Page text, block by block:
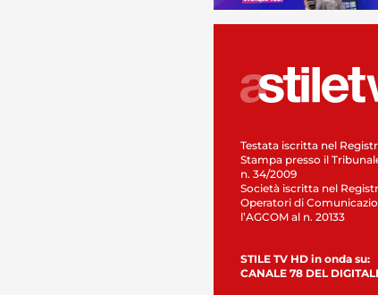
Testata iscritta nel
Stampa presso il
n. 34/2009
Società iscritta nel
Operatori di
l’AGCOM al n. 20133
STILE TV HD in onda su:
CANALE 78 DEL